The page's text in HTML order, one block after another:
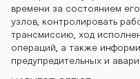
gs400
времени за состоянием
узлов, контролировать
трансмиссию, ход
операций, а также
предупредительных и